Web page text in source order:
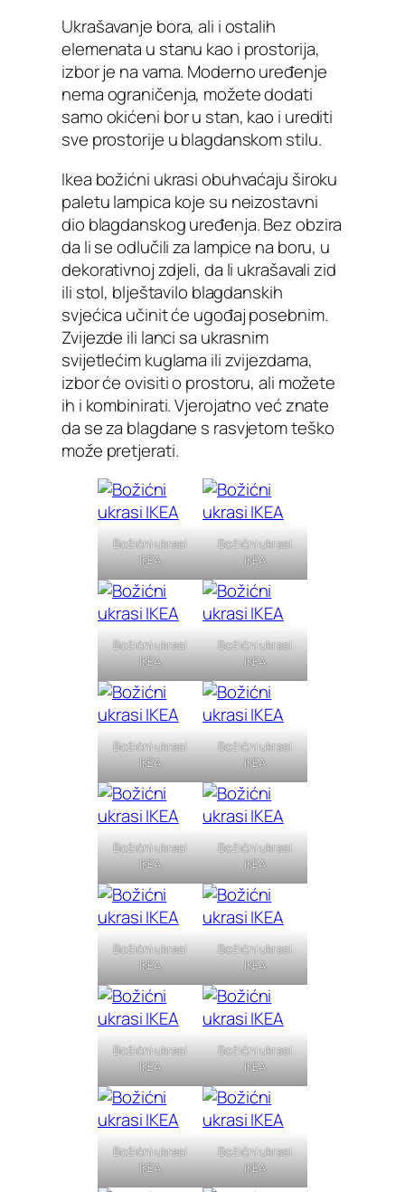
Ukrašavanje bora, ali i ostalih
elemenata u stanu kao i prostorija,
izbor je na vama. Moderno uređenje
nema ograničenja, možete dodati
samo okićeni bor u stan, kao i urediti
sve prostorije u blagdanskom stilu.
Ikea božićni ukrasi obuhvaćaju široku
paletu lampica koje su neizostavni
dio blagdanskog uređenja. Bez obzira
da li se odlučili za lampice na boru, u
dekorativnoj zdjeli, da li ukrašavali zid
ili stol, blještavilo blagdanskih
svjećica učinit će ugođaj posebnim.
Zvijezde ili lanci sa ukrasnim
svijetlećim kuglama ili zvijezdama,
izbor će ovisiti o prostoru, ali možete
ih i kombinirati. Vjerojatno već znate
da se za blagdane s rasvjetom teško
može pretjerati.
Božićni ukrasi
IKEA
Božićni ukrasi
IKEA
Božićni ukrasi
IKEA
Božićni ukrasi
IKEA
Božićni ukrasi
IKEA
Božićni ukrasi
IKEA
Božićni ukrasi
IKEA
Božićni ukrasi
IKEA
Božićni ukrasi
IKEA
Božićni ukrasi
IKEA
Božićni ukrasi
IKEA
Božićni ukrasi
IKEA
Božićni ukrasi
IKEA
Božićni ukrasi
IKEA